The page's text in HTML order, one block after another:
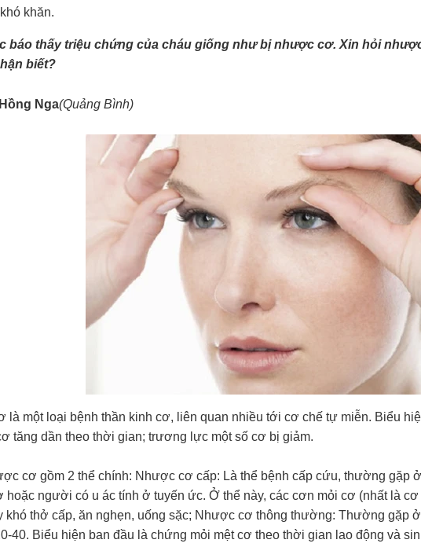
khăn.
báo thấy triệu chứng của cháu giống như bị nhược cơ. Xin hỏi
biết?
Nga(Quảng Bình)
là một loại bệnh thần kinh cơ, liên quan nhiều tới cơ chế tự miễn. Biểu
tăng dần theo thời gian; trương lực một số cơ bị giảm.
cơ gồm 2 thể chính: Nhược cơ cấp: Là thể bệnh cấp cứu, thường gặp
hoặc người có u ác tính ở tuyến ức. Ở thể này, các cơn mỏi cơ (nhất là
khó thở cấp, ăn nghẹn, uống sặc; Nhược cơ thông thường: Thường gặp
40. Biểu hiện ban đầu là chứng mỏi mệt cơ theo thời gian lao động và